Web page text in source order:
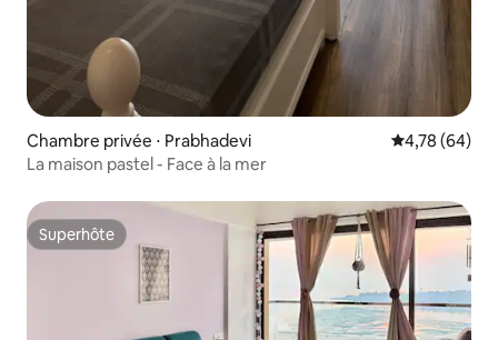
Chambre privée ⋅ Prabhadevi Évaluation
4,78 (64)
La maison pastel - Face à la mer
Superhôte
Superhôte